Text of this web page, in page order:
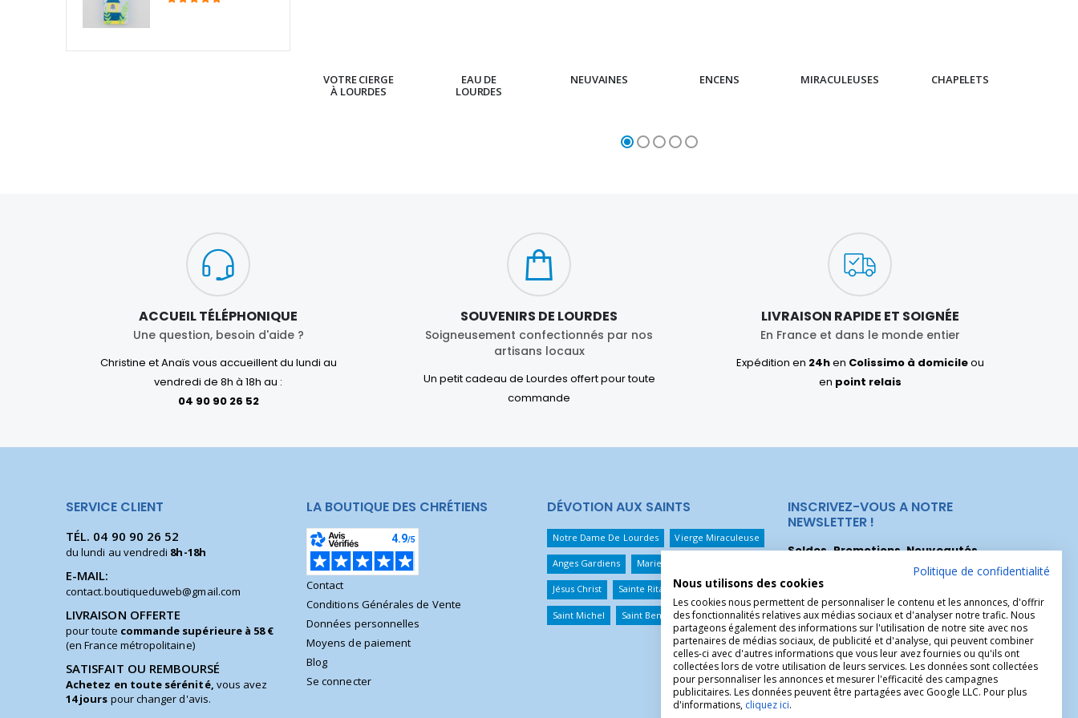
VOTRE CIERGE
À LOURDES
EAU DE
LOURDES
NEUVAINES ENCENS MIRACULEUSES CHAPELETS
ACCUEIL TÉLÉPHONIQUE
Une question, besoin d'aide ?
Christine et Anaïs vous accueillent du lundi au
vendredi de 8h à 18h au :
04 90 90 26 52
SOUVENIRS DE LOURDES
Soigneusement confectionnés par nos
artisans locaux
Un petit cadeau de Lourdes offert pour toute
commande
LIVRAISON RAPIDE ET SOIGNÉE
En France et dans le monde entier
Expédition en 24hen Colissimo à domicileou
en point relais
SERVICE CLIENT
TÉL. 04 90 90 26 52
du lundi au vendredi 8h-18h
E-MAIL:
contact.boutiqueduweb@gmail.com
LIVRAISON OFFERTE
pour toute commande supérieure à 58 €
(en France métropolitaine)
SATISFAIT OU REMBOURSÉ
Achetez en toute sérénité, vous avez
14 jours pour changer d'avis.
LA BOUTIQUE DES CHRÉTIENS
Contact
Conditions Générales de Vente
Données personnelles
Moyens de paiement
Blog
Se connecter
DÉVOTION AUX SAINTS
Notre Dame De Lourdes Vierge Miraculeuse
Anges Gardiens Marie Qui Défait Les Noeuds
Jésus Christ Sainte Rita Sainte Thérèse
Saint Michel Saint Benoît Saint Christophe
INSCRIVEZ-VOUS A NOTRE
NEWSLETTER !
Soldes, Promotions, Nouveautés...
Inscrivez-vous maintenant pour recevoir
nos meilleures offres.
Politique de confidentialité
Nous utilisons des cookies
Les cookies nous permettent de personnaliser le contenu et les annonces, d'offrir
des fonctionnalités relatives aux médias sociaux et d'analyser notre trafic. Nous
partageons également des informations sur l'utilisation de notre site avec nos
partenaires de médias sociaux, de publicité et d'analyse, qui peuvent combiner
celles-ci avec d'autres informations que vous leur avez fournies ou qu'ils ont
collectées lors de votre utilisation de leurs services. Les données sont collectées
pour personnaliser les annonces et mesurer l'efficacité des campagnes
publicitaires. Les données peuvent être partagées avec Google LLC. Pour plus
d'informations, cliquez ici.